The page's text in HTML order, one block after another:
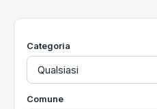
Utilità
Categoria
Comune